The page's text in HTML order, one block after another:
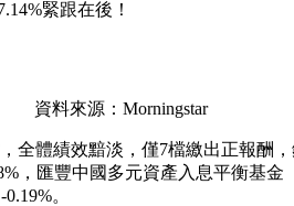
緊跟在後！
資料來源：Morningstar
全體績效黯淡，僅7檔繳出正報酬
，匯豐中國多元資產入息平衡基
。